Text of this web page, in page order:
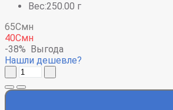
Вес:250.00 г
65Смн
40Смн
-38% Выгода
Нашли дешевле?